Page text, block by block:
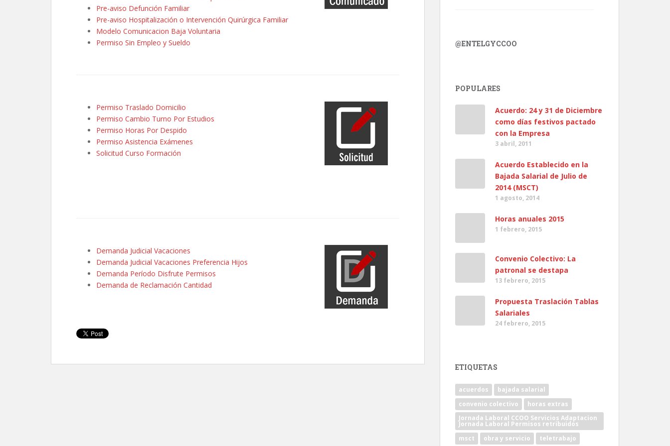
Pre-aviso Defunción Familiar
Pre-aviso Hospitalización o Intervención Quirúrgica Familiar
Modelo Comunicacion Baja Voluntaria
Permiso Sin Empleo y Sueldo
Permiso Traslado Domicilio
Permiso Cambio Turno Por Estudios
Permiso Horas Por Despido
Permiso Asistencia Exámenes
Solicitud Curso Formación
Demanda Judicial Vacaciones
Demanda Judicial Vacaciones Preferencia Hijos
Demanda Período Disfrute Permisos
Demanda de Reclamación Cantidad
@ENTELGYCCOO
POPULARES
Acuerdo: 24 y 31 de Diciembre
como días festivos pactado
con la Empresa
3 abril, 2011
Acuerdo Establecido en la
Bajada Salarial de Julio de
2014 (MSCT)
1 agosto, 2014
Horas anuales 2015
1 febrero, 2015
Convenio Colectivo: La
patronal se destapa
13 febrero, 2015
Propuesta Traslación Tablas
Salariales
24 febrero, 2015
ETIQUETAS
acuerdos
bajada salarial
convenio colectivo
horas extras
Jornada Laboral CCOO Servicios Adaptacion
Jornada Laboral Permisos retribuidos
msct
obra y servicio teletrabajo